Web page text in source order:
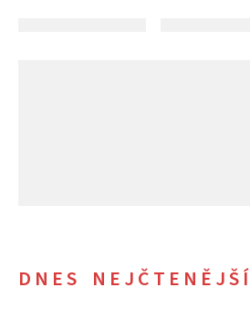
DNES NEJČTENĚJŠÍ